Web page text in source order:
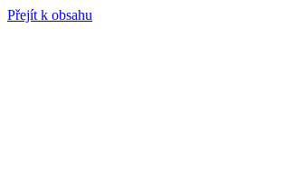
Přejít k obsahu